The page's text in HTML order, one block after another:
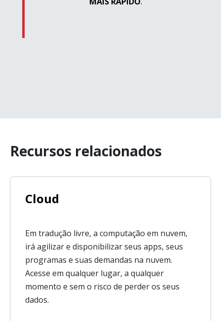
Recursos relacionados
Cloud
Em tradução livre, a computação em nuvem,
irá agilizar e disponibilizar seus apps, seus
programas e suas demandas na nuvem.
Acesse em qualquer lugar, a qualquer
momento e sem o risco de perder os seus
dados.